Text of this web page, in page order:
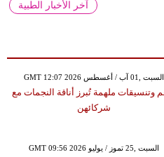
آخر الأخبار الطبية
GMT 12:07 2026 السبت ,01 آب / أغسطس
وتنسيقات ملهمة تُبرز أناقة النجمات مع
شركائهن
GMT 09:56 2026 السبت ,25 تموز / يوليو